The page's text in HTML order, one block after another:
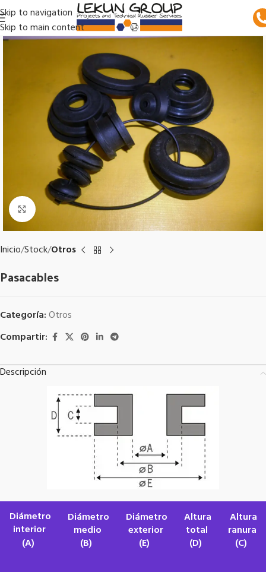
Skip to navigation
Skip to main content
Clic para ampliar
Inicio Stock Otros
Pasacables
Categoría:Otros
Compartir:
Descripción
Diámetro
interior
(A)
Diámetro
medio
(B)
Diámetro
exterior
(E)
Altura
total
(D)
Altura
ranura
(C)